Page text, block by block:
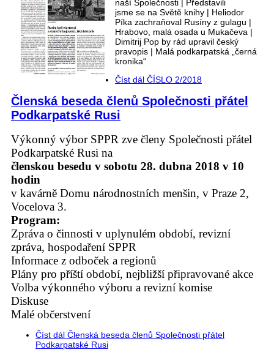
naší Společnosti | Představili
jsme se na Světě knihy | Heliodor
Píka zachraňoval Rusíny z gulagu |
Hrabovo, malá osada u Mukačeva |
Dimitrij Pop by rád upravil český
pravopis | Malá podkarpatská „černá
kronika“
Číst dál ČÍSLO 2/2018
Členská beseda členů Společnosti přátel
Podkarpatské Rusi
Výkonný výbor SPPR zve členy Společnosti přátel
Podkarpatské Rusi na
členskou besedu v sobotu 28. dubna 2018 v 10
hodin
v kavárně Domu národnostních menšin, v Praze 2,
Vocelova 3.
Program:
Zpráva o činnosti v uplynulém období, revizní
zpráva, hospodaření SPPR
Informace z odboček a regionů
Plány pro příští období, nejbližší připravované akce
Volba výkonného výboru a revizní komise
Diskuse
Malé občerstvení
Číst dál Členská beseda členů Společnosti přátel
Podkarpatské Rusi